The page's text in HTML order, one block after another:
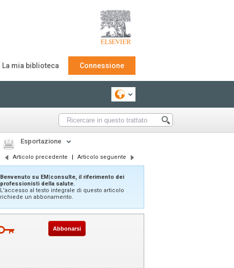
La mia biblioteca Connessione
Esportazione
Articolo precedente | Articolo seguente
Benvenuto su EM|consulte, il riferimento dei
professionisti della salute.
L'accesso al testo integrale di questo articolo
richiede un abbonamento.
Abbonarsi